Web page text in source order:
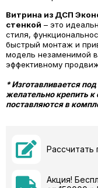
Витрина из ДСП
стенкой – это
стиля,
быстрый монтаж и
модель незаменимой
эффективному
* Изготавливается
желательно крепить
поставляются в
Акция!